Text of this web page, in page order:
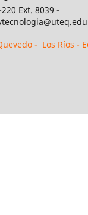
Ext. 8039 -
- Los Ríos -